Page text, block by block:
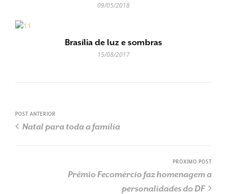
09/05/2018
Brasília de luz e sombras
15/08/2017
POST ANTERIOR
Natal para toda a família
PRÓXIMO POST
Prêmio Fecomércio faz homenagem a
personalidades do DF